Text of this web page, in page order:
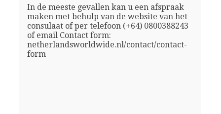
In de meeste gevallen kan u een afspraak
maken met behulp van de website van het
consulaat of per telefoon (+64) 0800388243
of email Contact form:
netherlandsworldwide.nl/contact/contact-
form